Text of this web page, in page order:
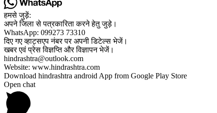
हमसे जुड़ें:
अपने जिला से पत्रकारिता करने हेतु जुड़े।
WhatsApp: 099273 73310
दिए गए व्हाट्सएप नंबर पर अपनी डिटेल्स भेजें।
खबर एवं प्रेस विज्ञप्ति और विज्ञापन भेजें।
hindrashtra@outlook.com
Website: www.hindrashtra.com
Download hindrashtra android App from Google Play Store
Open chat